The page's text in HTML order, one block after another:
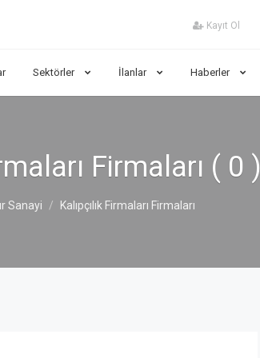
Kayıt Ol
Sektörler İlanlar Haberler
Firmaları ( 0 )
Sanayi Kalıpçılık Firmaları Firmaları